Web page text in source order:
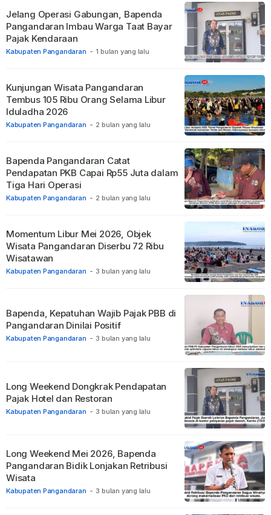
Kabupaten Pangandaran - 1 bulan yang lalu
Jelang Operasi Gabungan, Bapenda
Pangandaran Imbau Warga Taat Bayar
Pajak Kendaraan
Kabupaten Pangandaran - 2 bulan yang lalu
Kunjungan Wisata Pangandaran
Tembus 105 Ribu Orang Selama Libur
Iduladha 2026
Kabupaten Pangandaran - 2 bulan yang lalu
Bapenda Pangandaran Catat
Pendapatan PKB Capai Rp55 Juta dalam
Tiga Hari Operasi
Kabupaten Pangandaran - 3 bulan yang lalu
Momentum Libur Mei 2026, Objek
Wisata Pangandaran Diserbu 72 Ribu
Wisatawan
Kabupaten Pangandaran - 3 bulan yang lalu
Bapenda, Kepatuhan Wajib Pajak PBB di
Pangandaran Dinilai Positif
Kabupaten Pangandaran - 3 bulan yang lalu
Long Weekend Dongkrak Pendapatan
Pajak Hotel dan Restoran
Kabupaten Pangandaran - 3 bulan yang lalu
Long Weekend Mei 2026, Bapenda
Pangandaran Bidik Lonjakan Retribusi
Wisata